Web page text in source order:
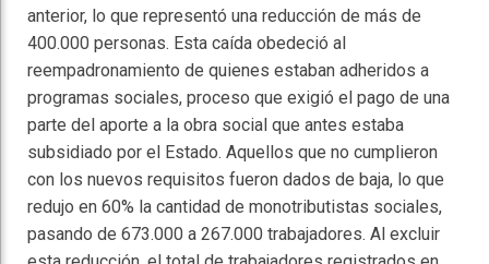
anterior, lo que representó una reducción de más de
400.000 personas. Esta caída obedeció al
reempadronamiento de quienes estaban adheridos a
programas sociales, proceso que exigió el pago de una
parte del aporte a la obra social que antes estaba
subsidiado por el Estado. Aquellos que no cumplieron
con los nuevos requisitos fueron dados de baja, lo que
redujo en 60% la cantidad de monotributistas sociales,
pasando de 673.000 a 267.000 trabajadores. Al excluir